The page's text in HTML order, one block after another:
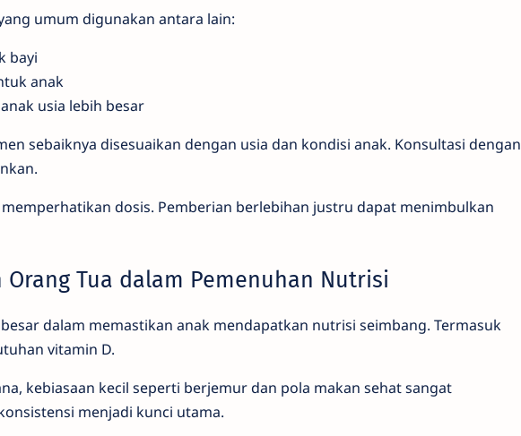
umum digunakan antara lain:
bayi
anak
usia lebih besar
sebaiknya disesuaikan dengan usia dan kondisi anak. Konsultasi dengan
dosis. Pemberian berlebihan justru dapat menimbulkan
Orang Tua dalam Pemenuhan Nutrisi
dalam memastikan anak mendapatkan nutrisi seimbang. Termasuk
vitamin D.
kebiasaan kecil seperti berjemur dan pola makan sehat sangat
menjadi kunci utama.